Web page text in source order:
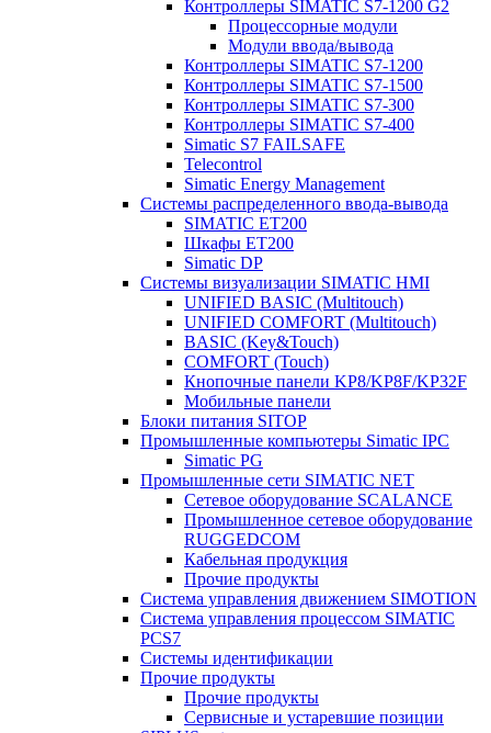
Контроллеры SIMATIC S7-1200 G2
Процессорные модули
Модули ввода/вывода
Контроллеры SIMATIC S7-1200
Контроллеры SIMATIC S7-1500
Контроллеры SIMATIC S7-300
Контроллеры SIMATIC S7-400
Simatic S7 FAILSAFE
Telecontrol
Simatic Energy Management
Системы распределенного ввода-вывода
SIMATIC ET200
Шкафы ET200
Simatic DP
Системы визуализации SIMATIC HMI
UNIFIED BASIC (Multitouch)
UNIFIED COMFORT (Multitouch)
BASIC (Key&Touch)
COMFORT (Touch)
Кнопочные панели KP8/KP8F/KP32F
Мобильные панели
Блоки питания SITOP
Промышленные компьютеры Simatic IPC
Simatic PG
Промышленные сети SIMATIC NET
Сетевое оборудование SCALANCE
Промышленное сетевое оборудование
RUGGEDCOM
Кабельная продукция
Прочие продукты
Система управления движением SIMOTION
Система управления процессом SIMATIC
PCS7
Системы идентификации
Прочие продукты
Прочие продукты
Сервисные и устаревшие позиции